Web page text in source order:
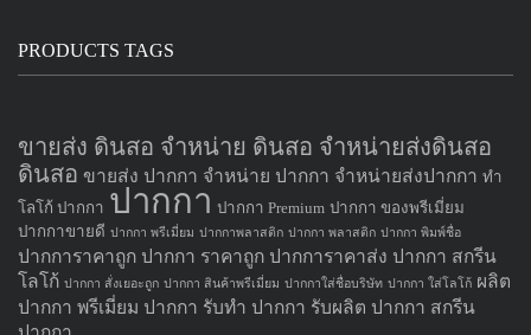
PRODUCTS TAGS
ขายส่ง ดินสอ จำหน่าย ดินสอ จำหน่ายส่งดินสอ
ดินสอ ขายส่ง ปากกา จำหน่าย ปากกา จำหน่ายส่งปากกา ทำ
โลโก้ ปากกา ปากกา ปากกา Premium ปากกา ของพรีเมี่ยม
ปากกาขายดี ปากกา พรีเมี่ยม ปากกาพลาสติก ปากกา พลาสติก ปากกา พิมพ์ชื่อ
ปากการาคาถูก ปากกา ราคาถูก ปากการาคาส่ง ปากกา สกรีน
โลโก้ ปากกา สั่งเยอะถูก ปากกา สินค้าพรีเมี่ยม ปากกาใส่ชื่อบริษัท ปากกา ใส่โลโก้ ผลิต
ปากกา พรีเมี่ยม ปากกา รับทำ ปากกา รับผลิต ปากกา สกรีน